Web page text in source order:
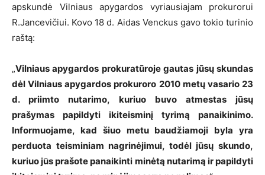
apskundė Vilniaus apygardos vyriausiajam prokurorui
R.Jancevičiui. Kovo 18 d. Aidas Venckus gavo tokio turinio
raštą:
„Vilniaus apygardos prokuratūroje gautas jūsų skundas
dėl Vilniaus apygardos prokuroro 2010 metų vasario 23
d. priimto nutarimo, kuriuo buvo atmestas jūsų
prašymas papildyti ikiteisminį tyrimą panaikinimo.
Informuojame, kad šiuo metu baudžiamoji byla yra
perduota teisminiam nagrinėjimui, todėl jūsų skundo,
kuriuo jūs prašote panaikinti minėtą nutarimą ir papildyti